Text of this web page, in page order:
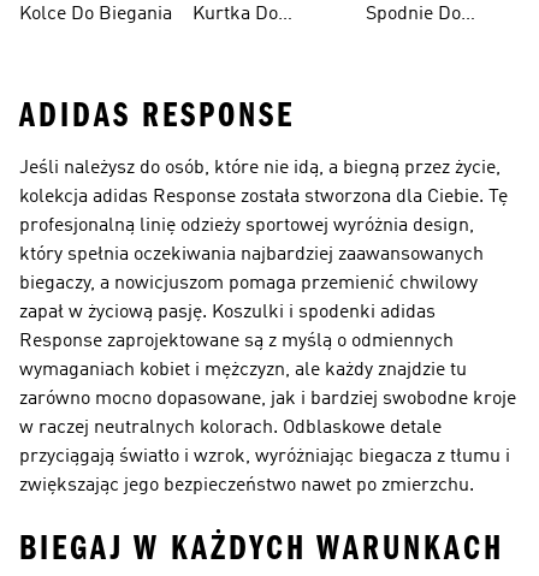
Kolce Do Biegania
Kurtka Do
Spodnie Do
ADIDAS RESPONSE
Jeśli należysz do osób, które nie idą, a biegną przez życie,
kolekcja adidas Response została stworzona dla Ciebie. Tę
profesjonalną linię odzieży sportowej wyróżnia design,
który spełnia oczekiwania najbardziej zaawansowanych
biegaczy, a nowicjuszom pomaga przemienić chwilowy
zapał w życiową pasję. Koszulki i spodenki adidas
Response zaprojektowane są z myślą o odmiennych
wymaganiach kobiet i mężczyzn, ale każdy znajdzie tu
zarówno mocno dopasowane, jak i bardziej swobodne kroje
w raczej neutralnych kolorach. Odblaskowe detale
przyciągają światło i wzrok, wyróżniając biegacza z tłumu i
zwiększając jego bezpieczeństwo nawet po zmierzchu.
BIEGAJ W KAŻDYCH WARUNKACH